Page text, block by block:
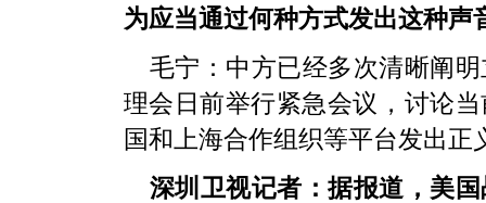
为应当通过何种方式发出这种声
毛宁：中方已经多次清晰阐
理会日前举行紧急会议，讨论
国和上海合作组织等平台发出
深圳卫视记者：据报道，美